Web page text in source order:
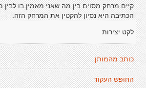
קיים מרחק מסוים בין מה שאני מאמין בו
הכתיבה היא נסיון להקטין את המרחק הזה.
לקט יצירות
כותב מהמותן
החופש העקוד